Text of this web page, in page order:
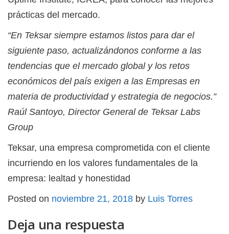
prácticas del mercado.
“En Teksar siempre estamos listos para dar el
siguiente paso, actualizándonos conforme a las
tendencias que el mercado global y los retos
económicos del país exigen a las Empresas en
materia de productividad y estrategia de negocios.”
Raúl Santoyo, Director General de Teksar Labs
Group
Teksar, una empresa comprometida con el cliente
incurriendo en los valores fundamentales de la
empresa: lealtad y honestidad
Posted on noviembre 21, 2018 by Luis Torres
Deja una respuesta